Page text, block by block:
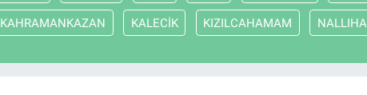
KAHRAMANKAZAN KALECİK KIZILCAHAMAM